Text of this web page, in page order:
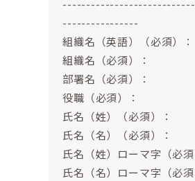
----------------
組織名（英語）（必須）：
組織名（必須）：
部署名（必須）：
役職（必須）：
氏名（姓）（必須）：
氏名（名）（必須）：
氏名（姓）ローマ字（必須
氏名（名）ローマ字（必須